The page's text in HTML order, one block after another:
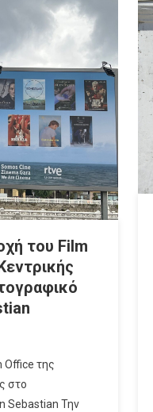
του Film
Office της
στο
Sebastian Την